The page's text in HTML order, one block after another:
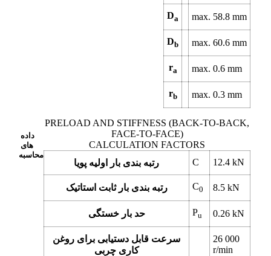
Da max. 58.8mm
Db max. 60.6mm
ra max. 0.6mm
rb max. 0.3mm
داده
های
محاسبه
رتبه بندی بار اولیه پویا C 12.4kN
رتبه بندی بار ثابت استاتیک C0 8.5kN
حد بار خستگی Pu 0.26kN
سرعت قابل دستیابی برای روغن
کاری چربی
26 000
r/min
PRELOAD AND STIFFNESS (BACK-TO-BACK,
FACE-TO-FACE)
CALCULATION FACTORS